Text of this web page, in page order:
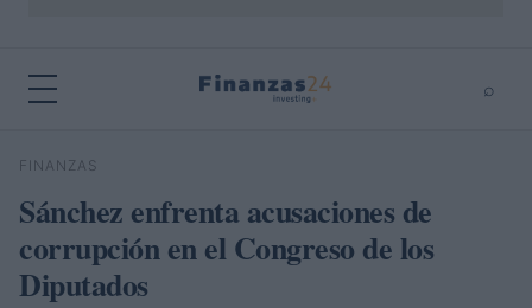
⌕
Buscar
FINANZAS
Sánchez enfrenta acusaciones de
corrupción en el Congreso de los
Diputados